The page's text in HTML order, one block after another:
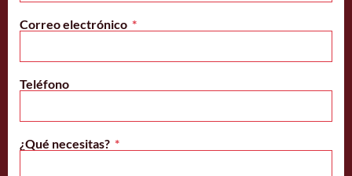
Correo electrónico
Teléfono
¿Qué necesitas?